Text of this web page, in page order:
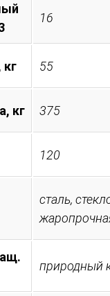
16
кг 55
кг 375
120
сталь,
природный